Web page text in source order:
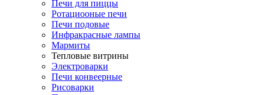
Печи для пиццы
Ротациооные печи
Печи подовые
Инфракрасные лампы
Мармиты
Тепловые витрины
Электроварки
Печи конвеерные
Рисоварки